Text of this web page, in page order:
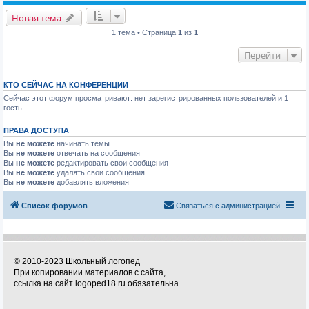
Новая тема
1 тема • Страница 1 из 1
Перейти
КТО СЕЙЧАС НА КОНФЕРЕНЦИИ
Сейчас этот форум просматривают: нет зарегистрированных пользователей и 1
гость
ПРАВА ДОСТУПА
Вы не можете начинать темы
Вы не можете отвечать на сообщения
Вы не можете редактировать свои сообщения
Вы не можете удалять свои сообщения
Вы не можете добавлять вложения
Список форумов Связаться с администрацией
© 2010-2023 Школьный логопед
При копировании материалов с сайта,
ссылка на сайт logoped18.ru обязательна